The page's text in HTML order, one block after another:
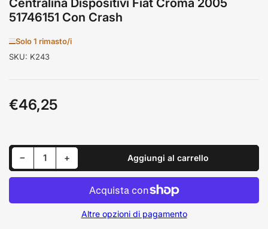
51746151 Con Crash
Solo 1 rimasto/i
SKU: K243
Prezzo
standard
€46,25
−Riduci quantità per Centralina Dispositivi Fiat Croma 2005 51746151 Con Crash
Quantità +Aumenta quantità per Centralina Dispositivi Fiat Croma 2005 51746151 Con Crash Aggiungi al carrello
Altre opzioni di pagamento